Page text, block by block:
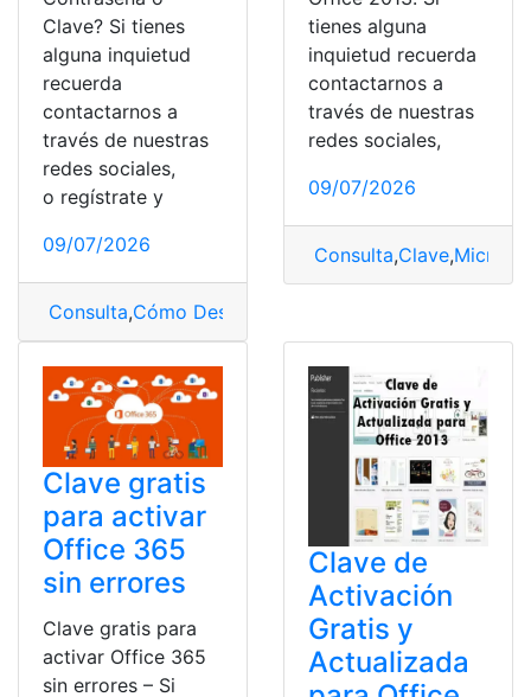
Clave? Si tienes
alguna inquietud
recuerda
contactarnos a
través de nuestras
redes sociales,
o regístrate y
09/07/2026
Consulta,Cómo Desbloquear un Celular
tienes alguna
inquietud recuerda
contactarnos a
través de nuestras
redes sociales,
09/07/2026
Consulta,Clave,
Clave gratis
para activar
Office 365
sin errores
Clave gratis para
activar Office 365
sin errores – Si
Clave de
Activación
Gratis y
Actualizada